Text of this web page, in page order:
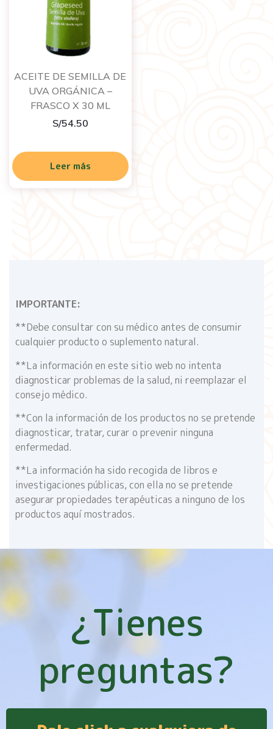
ACEITE DE SEMILLA DE
UVA ORGÁNICA –
FRASCO X 30 ML
S/54.50
Leer más
IMPORTANTE:
**Debe consultar con su médico antes de consumir
cualquier producto o suplemento natural.
**La información en este sitio web no intenta
diagnosticar problemas de la salud, ni reemplazar el
consejo médico.
**Con la información de los productos no se pretende
diagnosticar, tratar, curar o prevenir ninguna
enfermedad.
**La información ha sido recogida de libros e
investigaciones públicas, con ella no se pretende
asegurar propiedades terapéuticas a ninguno de los
productos aquí mostrados.
¿Tienes
preguntas?